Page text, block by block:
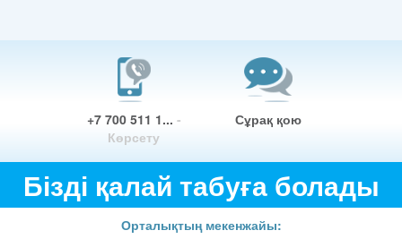
+7 700 511 1... -
Көрсету
Сұрақ қою
Бізді қалай табуға болады
Орталықтың мекенжайы: